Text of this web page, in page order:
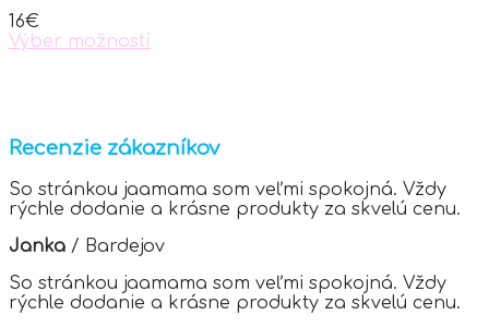
on
the
16€
Výber možností
variants.
The
options
may
be
chosen
on
the
product
page
Recenzie zákazníkov
So stránkou jaamama som veľmi spokojná. Vždy
rýchle dodanie a krásne produkty za skvelú cenu.
Janka / Bardejov
So stránkou jaamama som veľmi spokojná. Vždy
rýchle dodanie a krásne produkty za skvelú cenu.